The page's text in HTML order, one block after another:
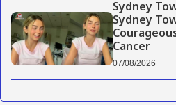
Sydney
Sydney
Cancer
07/08/2026